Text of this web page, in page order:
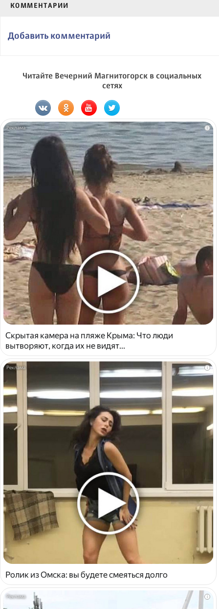
КОММЕНТАРИИ
Добавить комментарий
Читайте Вечерний Магнитогорск в социальных
сетях
i
Скрытая камера на пляже Крыма: Что люди
вытворяют, когда их не видят...
i
Ролик из Омска: вы будете смеяться долго
i